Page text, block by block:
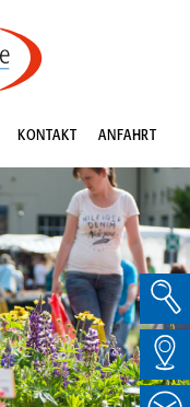
KONTAKT ANFAHRT